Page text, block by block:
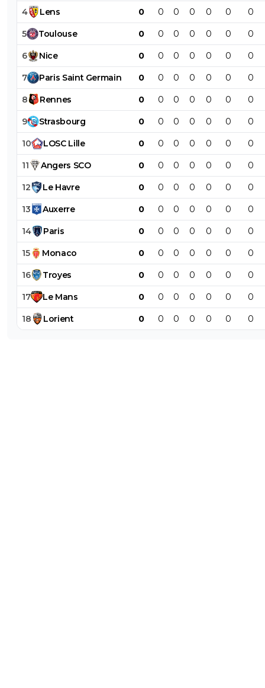
4 Lens 0 0 0 0 0 0 0
5 Toulouse 0 0 0 0 0 0 0
6 Nice 0 0 0 0 0 0 0
7 Paris Saint Germain 0 0 0 0 0 0 0
8 Rennes 0 0 0 0 0 0 0
9 Strasbourg 0 0 0 0 0 0 0
10 LOSC Lille 0 0 0 0 0 0 0
11 Angers SCO 0 0 0 0 0 0 0
12 Le Havre 0 0 0 0 0 0 0
13 Auxerre 0 0 0 0 0 0 0
14 Paris 0 0 0 0 0 0 0
15 Monaco 0 0 0 0 0 0 0
16 Troyes 0 0 0 0 0 0 0
17 Le Mans 0 0 0 0 0 0 0
18 Lorient 0 0 0 0 0 0 0